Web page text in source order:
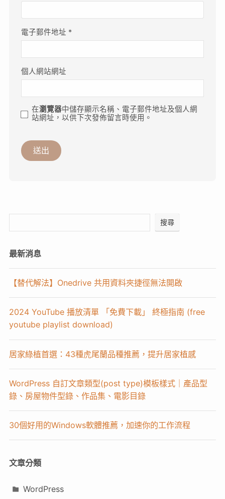
電子郵件地址 *
個人網站網址
在瀏覽器中儲存顯示名稱、電子郵件地址及個人網
站網址，以供下次發佈留言時使用。
搜尋
最新消息
【替代解法】Onedrive 共用資料夾捷徑無法開啟
2024 YouTube 播放清單 「免費下載」 終極指南 (free
youtube playlist download)
居家綠植首選：43種虎尾蘭品種推薦，提升居家植感
WordPress 自訂文章類型(post type)模板樣式｜產品型
錄、房屋物件型錄、作品集、電影目錄
30個好用的Windows軟體推薦，加速你的工作流程
文章分類
WordPress